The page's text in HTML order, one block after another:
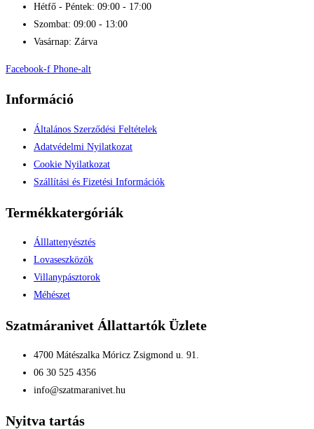
Hétfő - Péntek: 09:00 - 17:00
Szombat: 09:00 - 13:00
Vasárnap: Zárva
Facebook-f Phone-alt
Információ
Általános Szerződési Feltételek
Adatvédelmi Nyilatkozat
Cookie Nyilatkozat
Szállítási és Fizetési Információk
Termékkatergóriák
Álllattenyésztés
Lovaseszközök
Villanypásztorok
Méhészet
Szatmáranivet Állattartók Üzlete
4700 Mátészalka Móricz Zsigmond u. 91.
06 30 525 4356
info@szatmaranivet.hu
Nyitva tartás